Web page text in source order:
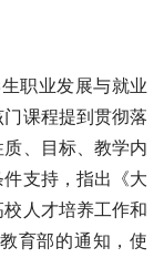
职业发展与就业
课程提到贯彻落
、目标、教学内
支持，指出《大
人才培养工作和
育部的通知，使